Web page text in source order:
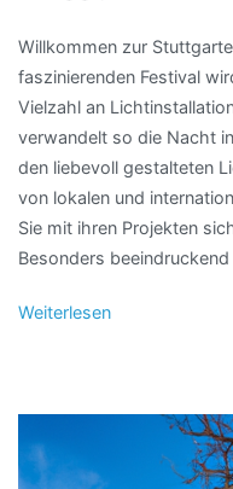
Willkommen zur
faszinierenden Festival
Vielzahl an
verwandelt so die Nacht
den liebevoll gestalteten
von lokalen und
Sie mit ihren Projekten
Besonders
Weiterlesen